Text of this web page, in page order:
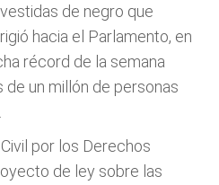
de negro que
hacia el Parlamento, en
récord de la semana
de un millón de personas
por los Derechos
de ley sobre las